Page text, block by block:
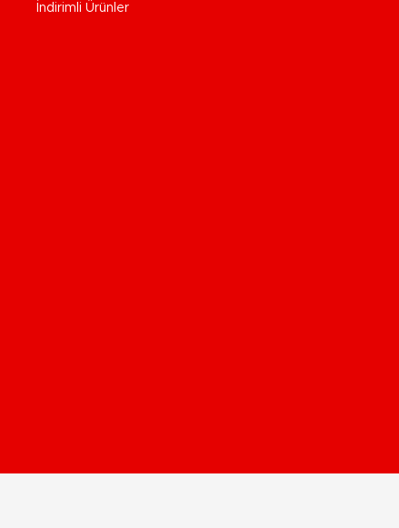
İndirimli Ürünler